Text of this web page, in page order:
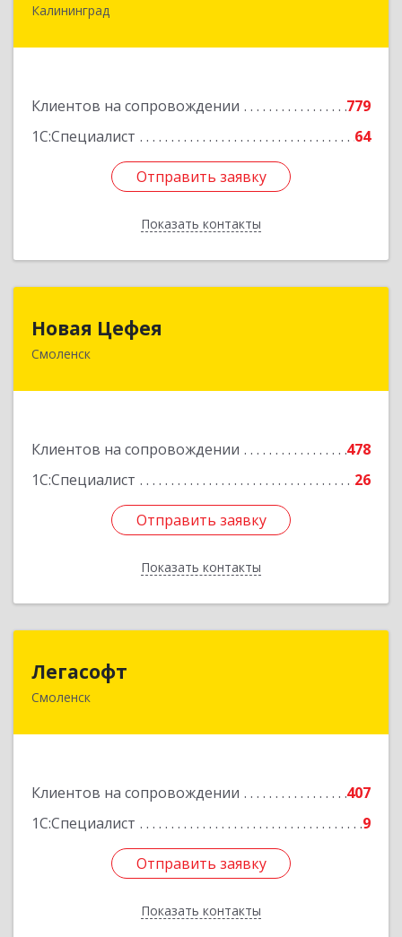
Калининград
Клиентов на сопровождении
779
1С:Специалист
64
Отправить заявку
Показать контакты
236006, Калининградская обл, Калининград г,
Отправить заявку
Назад
Новая Цефея
Смоленск
Клиентов на сопровождении
478
1С:Специалист
26
Отправить заявку
Показать контакты
214018, Смоленская обл, Смоленск г, Раевского
Отправить заявку
Назад
Легасофт
Смоленск
Клиентов на сопровождении
407
1С:Специалист
9
Отправить заявку
Показать контакты
214018, Смоленская обл, Смоленск г, Ново-
Отправить заявку
Назад